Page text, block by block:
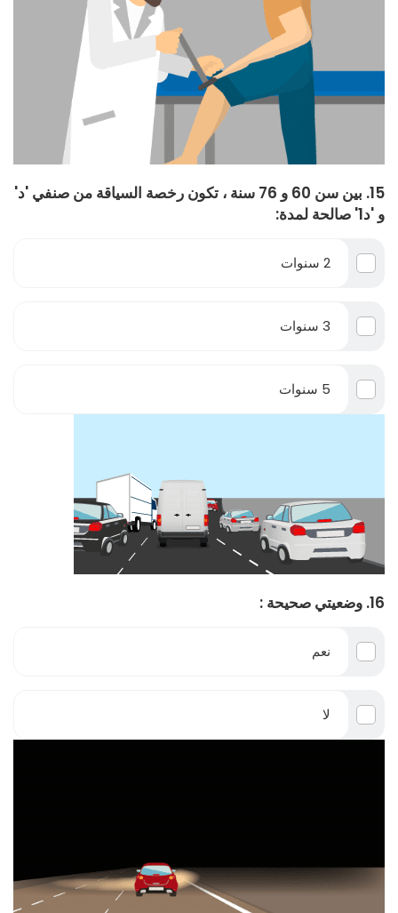
15. بين سن 60 و 76 سنة ، تكون رخصة السياقة من صنفي 'د'
و 'د1' صالحة لمدة:
2 سنوات
3 سنوات
5 سنوات
16. وضعيتي صحيحة :
نعم
لا